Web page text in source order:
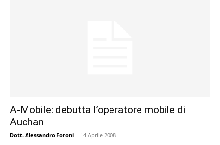
A-Mobile: debutta l’operatore mobile di
Auchan
Dott. Alessandro Foroni - 14 Aprile 2008